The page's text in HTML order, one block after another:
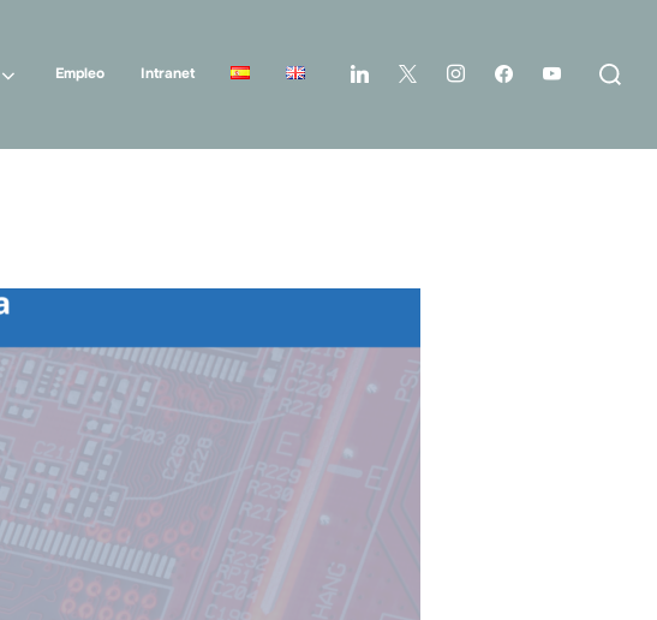
Empleo Intranet